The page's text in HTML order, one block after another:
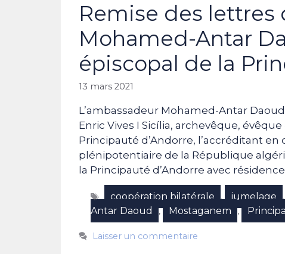
Remise des lettres
Mohamed-Antar
épiscopal de la
13 mars 2021
L’ambassadeur Mohamed-Antar
Enric Vives I Sicília, archevêque,
Principauté d’Andorre, l’accréditant
plénipotentiaire de la République
la Principauté d’Andorre avec
Étiquettes
coopération bilatérale , jumelage
Antar Daoud
, Mostaganem ,
Laisser un commentaire